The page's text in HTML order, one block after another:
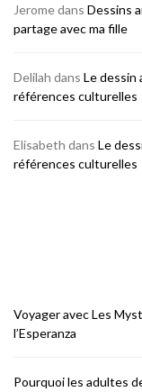
Jeromedans Dessins
partage avec ma fille
Delilah dans Le dessin
références culturelles
Elisabeth dans Le
références culturelles
Voyager avec Les
l’Esperanza
Pourquoi les adultes